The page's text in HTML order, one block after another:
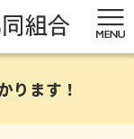
ります！